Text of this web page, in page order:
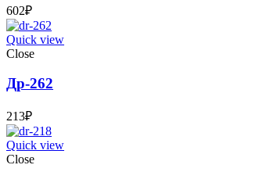
602₽
Quick view
Close
Др-262
213₽
Quick view
Close